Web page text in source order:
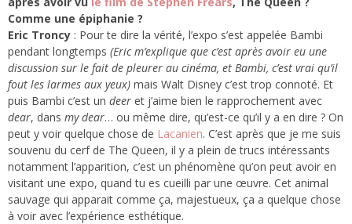
Comme une épiphanie ?
Eric Troncy : Pour te dire la vérité, l’expo s’est appelée Bambi
pendant longtemps (Eric m’explique que c’est après avoir eu une
discussion sur le fait de pleurer au cinéma, et Bambi, c’est vrai qu’il
fout les larmes aux yeux) mais Walt Disney c’est trop connoté. Et
puis Bambi c’est un deer et j’aime bien le rapprochement avec
dear, dans my dear… ou même dire, qu’est-ce qu’il y a en dire ? On
peut y voir quelque chose de Lacanien. C’est après que je me suis
souvenu du cerf de The Queen, il y a plein de trucs intéressants
notamment l’apparition, c’est un phénomène qu’on peut avoir en
visitant une expo, quand tu es cueilli par une œuvre. Cet animal
sauvage qui apparait comme ça, majestueux, ça a quelque chose
à voir avec l’expérience esthétique.